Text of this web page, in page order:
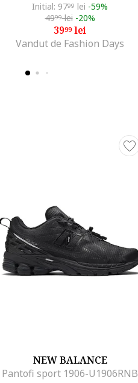
Initial: 9799 lei -59%
4999lei -20%
3999lei
Vandut de Fashion Days
NEW BALANCE
Pantofi sport 1906-U1906RNB